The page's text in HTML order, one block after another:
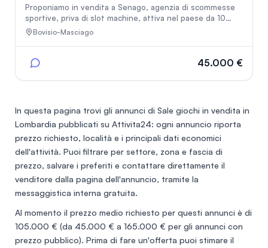
Proponiamo in vendita a Senago, agenzia di scommesse
sportive, priva di slot machine, attiva nel paese da 10
anni. Posizione su strada trafficata vicino alla commasinaBovisio-Masciago
45.000 €
In questa pagina trovi gli annunci di Sale giochi in vendita in
Lombardia pubblicati su Attivita24: ogni annuncio riporta
prezzo richiesto, località e i principali dati economici
dell'attività. Puoi filtrare per settore, zona e fascia di
prezzo, salvare i preferiti e contattare direttamente il
venditore dalla pagina dell'annuncio, tramite la
messaggistica interna gratuita.
Al momento il prezzo medio richiesto per questi annunci è di
105.000 € (da 45.000 € a 165.000 € per gli annunci con
prezzo pubblico). Prima di fare un'offerta puoi stimare il